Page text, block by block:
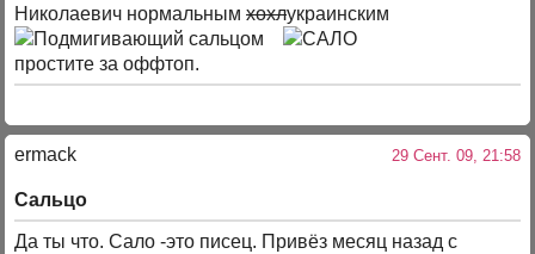
Николаевич нормальнымхохлукраинским
сальцом
простите за оффтоп.
ermack 29 Сент. 09, 21:58
Сальцо
Да ты что. Сало -это писец. Привёз месяц назад с